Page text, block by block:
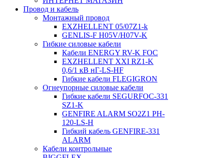
Провод и кабель
Монтажный провод
EXZHELLENT 05/07Z1-k
GENLIS-F Н05V/H07V-K
Гибкие силовые кабели
Кабели ENERGY RV-K FOC
EXZHELLENT XXI RZ1-K
0,6/1 кВ нГ-LS-HF
Гибкие кабели FLEGIGRON
Огнеупорные силовые кабели
Гибкие кабели SEGURFOC-331
SZ1-K
GENFIRE ALARM SO2Z1 PH-
120-LS-H
Гибкий кабель GENFIRE-331
ALARM
Кабели контрольные